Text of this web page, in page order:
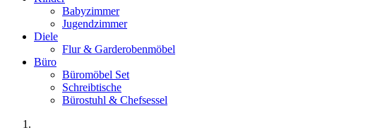
Babyzimmer
Jugendzimmer
Diele
Flur & Garderobenmöbel
Büro
Büromöbel Set
Schreibtische
Bürostuhl & Chefsessel